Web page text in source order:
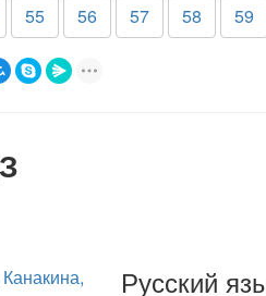
55 56 57 58 59
Русский